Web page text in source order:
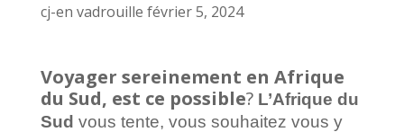
cj-en vadrouille février 5, 2024
Voyager sereinement en Afrique
du Sud, est ce possible? L’Afrique du
Sud vous tente, vous souhaitez vous y